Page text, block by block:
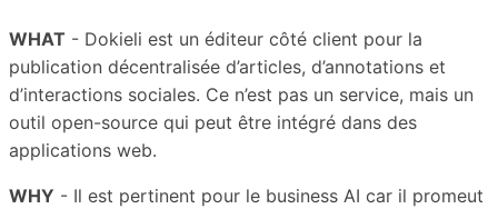
WHAT - Dokieli est un éditeur côté client pour la
publication décentralisée d’articles, d’annotations et
d’interactions sociales. Ce n’est pas un service, mais un
outil open-source qui peut être intégré dans des
applications web.
WHY - Il est pertinent pour le business AI car il promeut